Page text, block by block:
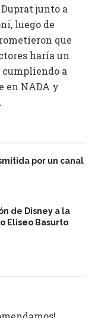
junto a
luego de
que
haría un
cumpliendo a
en NADA y
por un canal
de Disney a la
Eliseo Basurto